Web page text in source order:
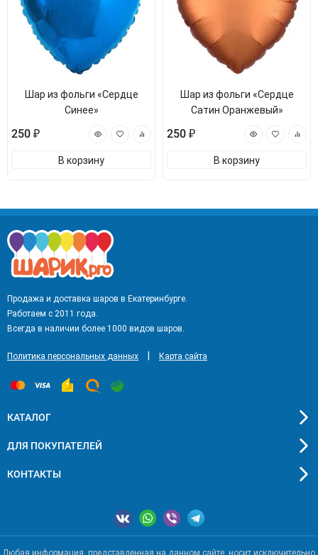
Шар из фольги «Сердце
Синее»
250 ₽
В корзину
Шар из фольги «Сердце
Сатин Оранжевый»
250 ₽
В корзину
Продажа и доставка шаров в Екатеринбурге.
Работаем с 2011 года.
Всегда в наличии более 1000 видов шаров.
Политика персональных данных Карта сайта
КАТАЛОГ
ДЛЯ ПОКУПАТЕЛЕЙ
КОНТАКТЫ
Любая информация, представленная на данном сайте, носит исключительно